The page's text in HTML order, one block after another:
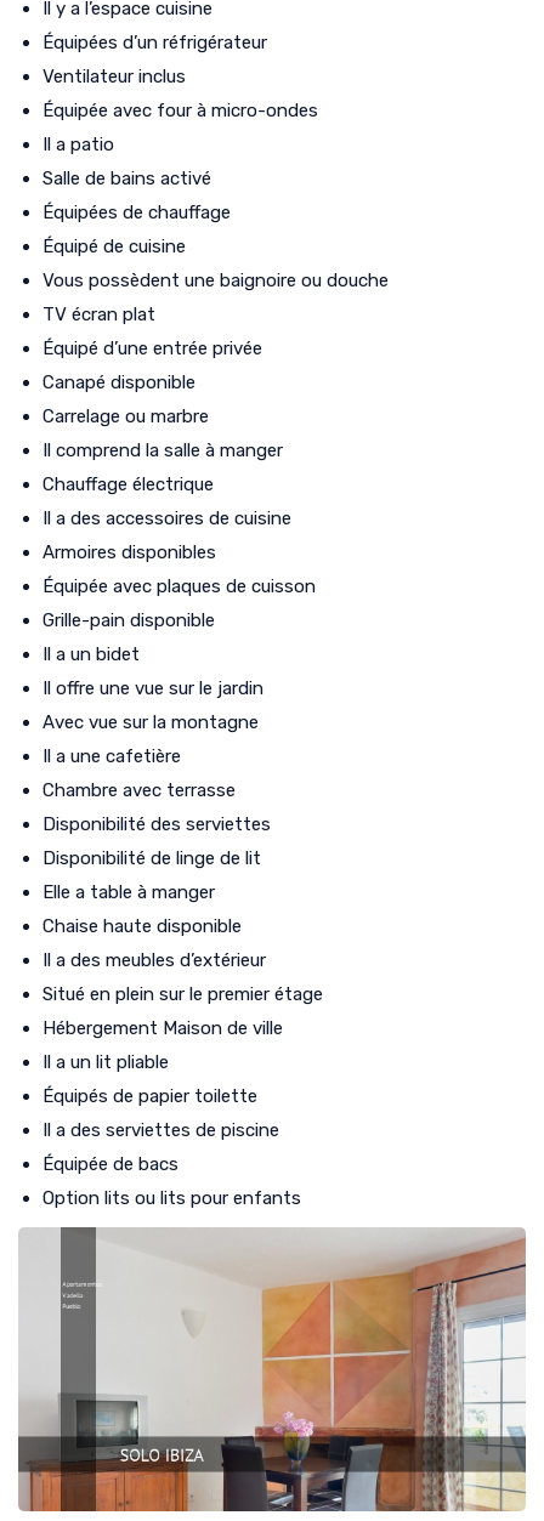
Il y a l’espace cuisine
Équipées d’un réfrigérateur
Ventilateur inclus
Équipée avec four à micro-ondes
Il a patio
Salle de bains activé
Équipées de chauffage
Équipé de cuisine
Vous possèdent une baignoire ou douche
TV écran plat
Équipé d’une entrée privée
Canapé disponible
Carrelage ou marbre
Il comprend la salle à manger
Chauffage électrique
Il a des accessoires de cuisine
Armoires disponibles
Équipée avec plaques de cuisson
Grille-pain disponible
Il a un bidet
Il offre une vue sur le jardin
Avec vue sur la montagne
Il a une cafetière
Chambre avec terrasse
Disponibilité des serviettes
Disponibilité de linge de lit
Elle a table à manger
Chaise haute disponible
Il a des meubles d’extérieur
Situé en plein sur le premier étage
Hébergement Maison de ville
Il a un lit pliable
Équipés de papier toilette
Il a des serviettes de piscine
Équipée de bacs
Option lits ou lits pour enfants